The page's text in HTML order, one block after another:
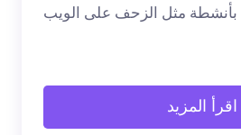
اقرأ المزيد